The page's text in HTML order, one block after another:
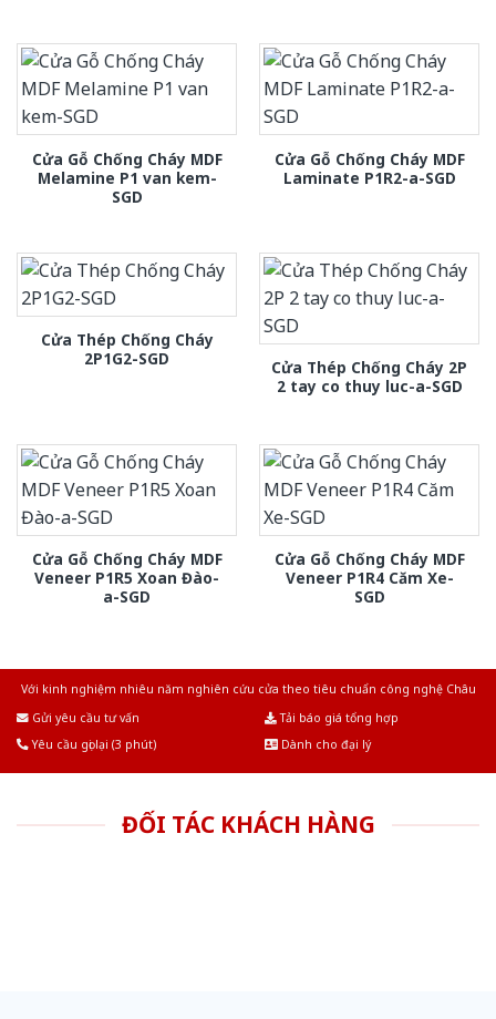
Cửa Gỗ Chống Cháy MDF
Melamine P1 van kem-
SGD
Cửa Gỗ Chống Cháy MDF
Laminate P1R2-a-SGD
Cửa Thép Chống Cháy
2P1G2-SGD
Cửa Thép Chống Cháy 2P
2 tay co thuy luc-a-SGD
Cửa Gỗ Chống Cháy MDF
Veneer P1R5 Xoan Đào-
a-SGD
Cửa Gỗ Chống Cháy MDF
Veneer P1R4 Căm Xe-
SGD
Với kinh nghiệm nhiêu năm nghiên cứu cửa theo tiêu chuẩn công nghệ Châu
Gửi yêu cầu tư vấn
Tải báo giá tổng hợp
Yêu cầu gọi lại (3 phút)
Dành cho đại lý
ĐỐI TÁC KHÁCH HÀNG